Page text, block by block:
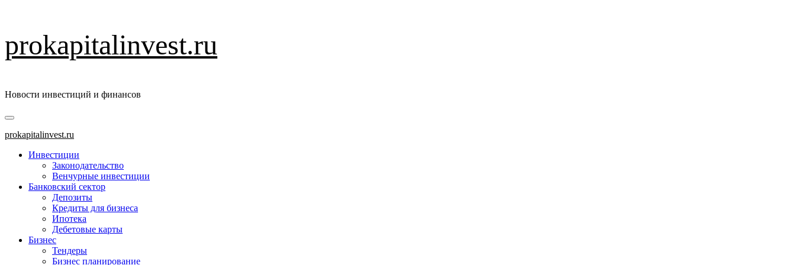
к
содержимому
prokapitalinvest.ru
Новости инвестиций и финансов
Основное
меню
prokapitalinvest.ru
Инвестиции
Законодательство
Венчурные инвестиции
Банковский сектор
Депозиты
Кредиты для бизнеса
Ипотека
Дебетовые карты
Бизнес
Тендеры
Бизнес планирование